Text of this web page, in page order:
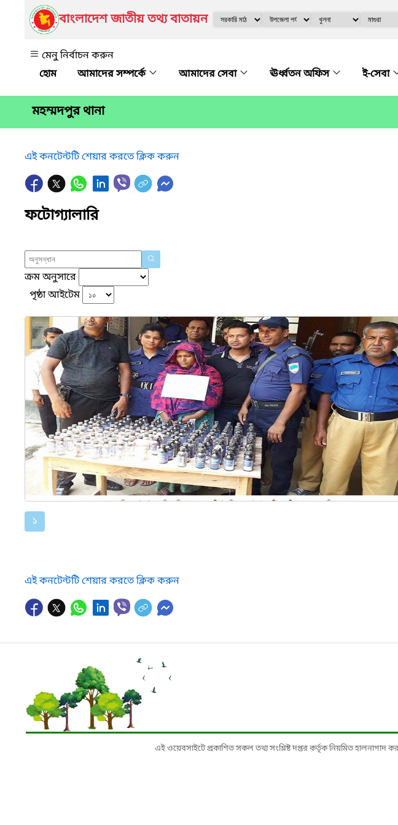
বাংলাদেশ জাতীয় তথ্য বাতায়ন
মেনু নির্বাচন করুন
আমাদের সম্পর্কে
আমাদের সেবা ঊর্ধ্বতন অফিস ই-সেবা
মহম্মদপুর থানা
এই কনটেন্টটি শেয়ার করতে ক্লিক করুন
ফটোগ্যালারি
ক্রম অনুসারে
পৃষ্ঠা আইটেম
১
এই কনটেন্টটি শেয়ার করতে ক্লিক করুন
এই ওয়েবসাইটে প্রকাশিত সকল তথ্য সংশ্লিষ্ট দপ্তর কর্তৃক নিয়মিত হালনাগাদ করা